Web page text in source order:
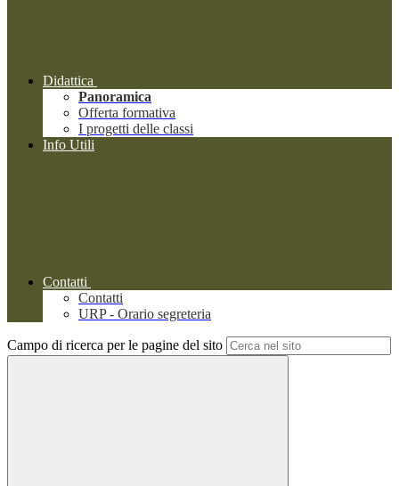
Didattica
Panoramica
Offerta formativa
I progetti delle classi
Info Utili
Contatti
Contatti
URP - Orario segreteria
Campo di ricerca per le pagine del sito